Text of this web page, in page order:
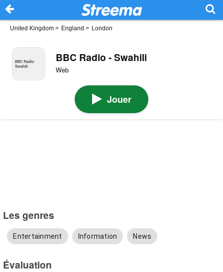
United Kingdom > England > London
BBC Radio - Swahili
Web
Jouer
Les genres
Entertainment Information News
Évaluation